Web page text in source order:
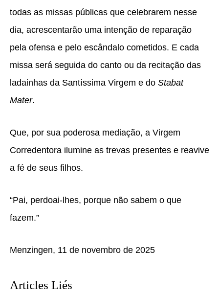
todas as missas públicas que celebrarem nesse
dia, acrescentarão uma intenção de reparação
pela ofensa e pelo escândalo cometidos. E cada
missa será seguida do canto ou da recitação das
ladainhas da Santíssima Virgem e do Stabat
Mater.
Que, por sua poderosa mediação, a Virgem
Corredentora ilumine as trevas presentes e reavive
a fé de seus filhos.
“Pai, perdoai-lhes, porque não sabem o que
fazem.”
Menzingen, 11 de novembro de 2025
Articles Liés